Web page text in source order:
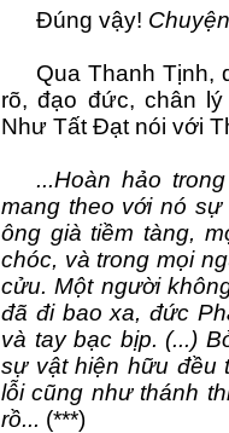
Đúng vậy!
Qua Thanh Tịnh,
rõ, đạo đức, chân
Như Tất Đạt nói với
...Hoàn hảo
mang theo với nó
ông già tiềm tàng,
chóc, và trong mọi
cửu. Một người
đã đi bao xa, đức
và tay bạc bịp. (...)
sự vật hiện hữu đều
lỗi cũng như thánh
rồ... (***)